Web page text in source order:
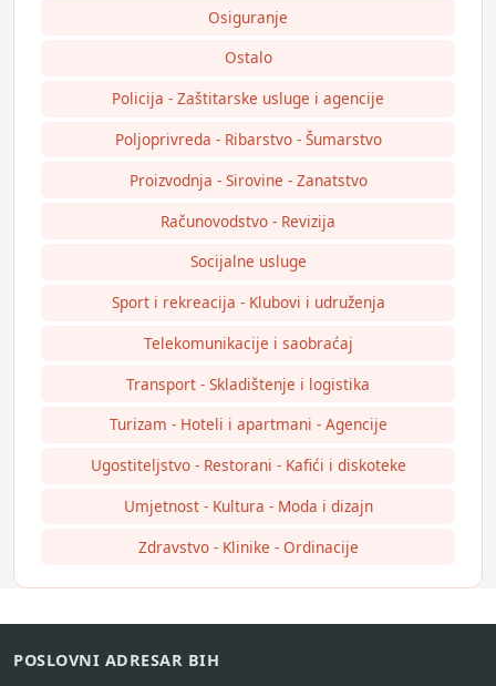
Osiguranje
Ostalo
Policija - Zaštitarske usluge i agencije
Poljoprivreda - Ribarstvo - Šumarstvo
Proizvodnja - Sirovine - Zanatstvo
Računovodstvo - Revizija
Socijalne usluge
Sport i rekreacija - Klubovi i udruženja
Telekomunikacije i saobraćaj
Transport - Skladištenje i logistika
Turizam - Hoteli i apartmani - Agencije
Ugostiteljstvo - Restorani - Kafići i diskoteke
Umjetnost - Kultura - Moda i dizajn
Zdravstvo - Klinike - Ordinacije
POSLOVNI ADRESAR BIH